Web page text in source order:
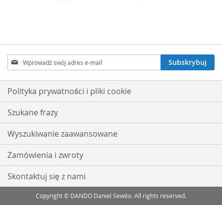
Subskrybuj
nasz
newsletter:
Subskrybuj
Polityka prywatności i pliki cookie
Szukane frazy
Wyszukiwanie zaawansowane
Zamówienia i zwroty
Skontaktuj się z nami
Copyright © DANDO Daniel Sewiło. All rights reserved.